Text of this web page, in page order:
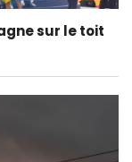
sur le toit